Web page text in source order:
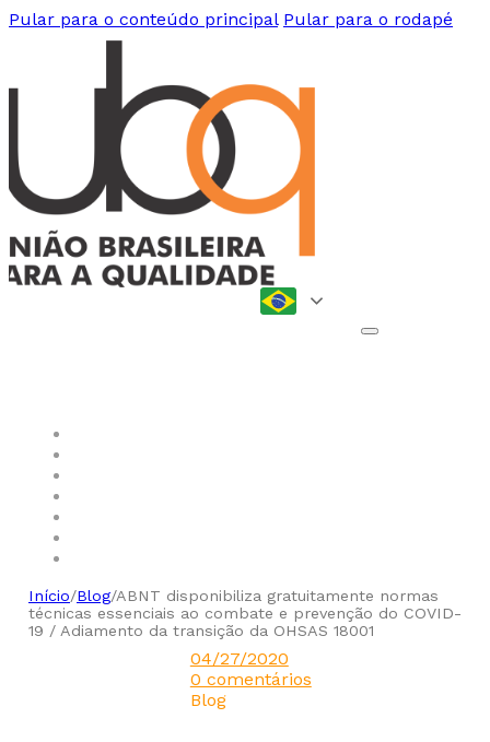
Pular para o conteúdo principal Pular para o rodapé
Início/Blog/ABNT disponibiliza gratuitamente normas
técnicas essenciais ao combate e prevenção do COVID-
19 / Adiamento da transição da OHSAS 18001
04/27/2020
0 comentários
Blog